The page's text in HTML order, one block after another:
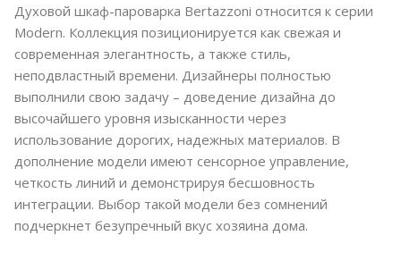
Духовой шкаф-пароварка Bertazzoni относится к серии
Modern. Коллекция позиционируется как свежая и
современная элегантность, а также стиль,
неподвластный времени. Дизайнеры полностью
выполнили свою задачу – доведение дизайна до
высочайшего уровня изысканности через
использование дорогих, надежных материалов. В
дополнение модели имеют сенсорное управление,
четкость линий и демонстрируя бесшовность
интеграции. Выбор такой модели без сомнений
подчеркнет безупречный вкус хозяина дома.